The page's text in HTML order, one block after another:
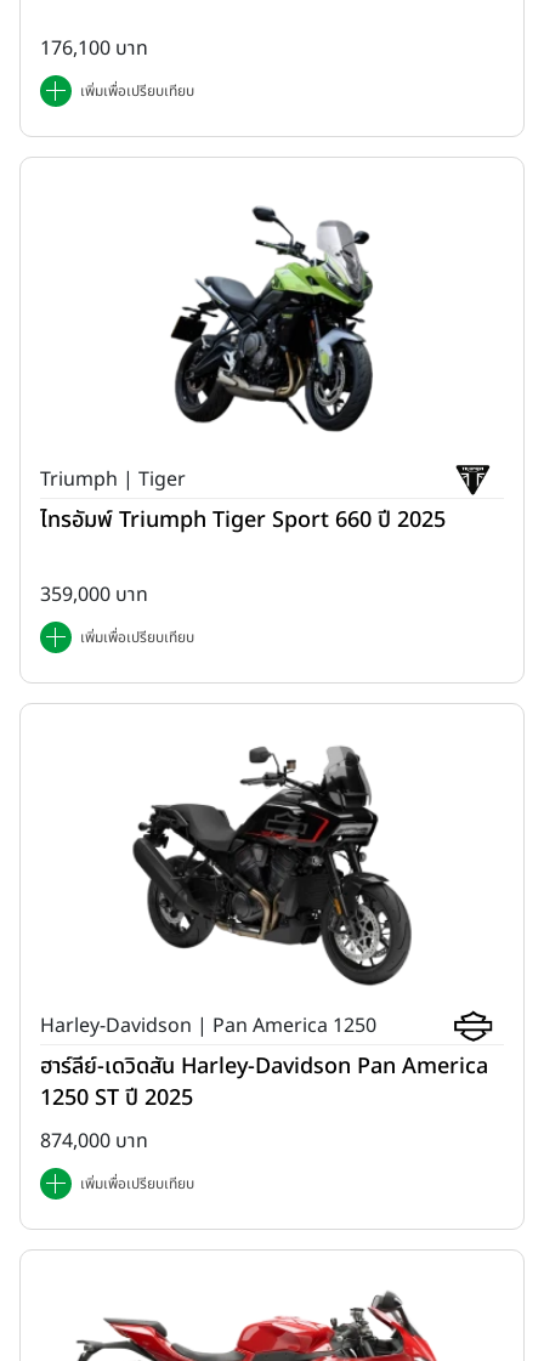
176,100 บาท
เพิ่มเพื่อเปรียบเทียบ
Triumph | Tiger
ไทรอัมพ์ Triumph Tiger Sport 660 ปี 2025
359,000 บาท
เพิ่มเพื่อเปรียบเทียบ
Harley-Davidson | Pan America 1250
ฮาร์ลีย์-เดวิดสัน Harley-Davidson Pan America
1250 ST ปี 2025
874,000 บาท
เพิ่มเพื่อเปรียบเทียบ